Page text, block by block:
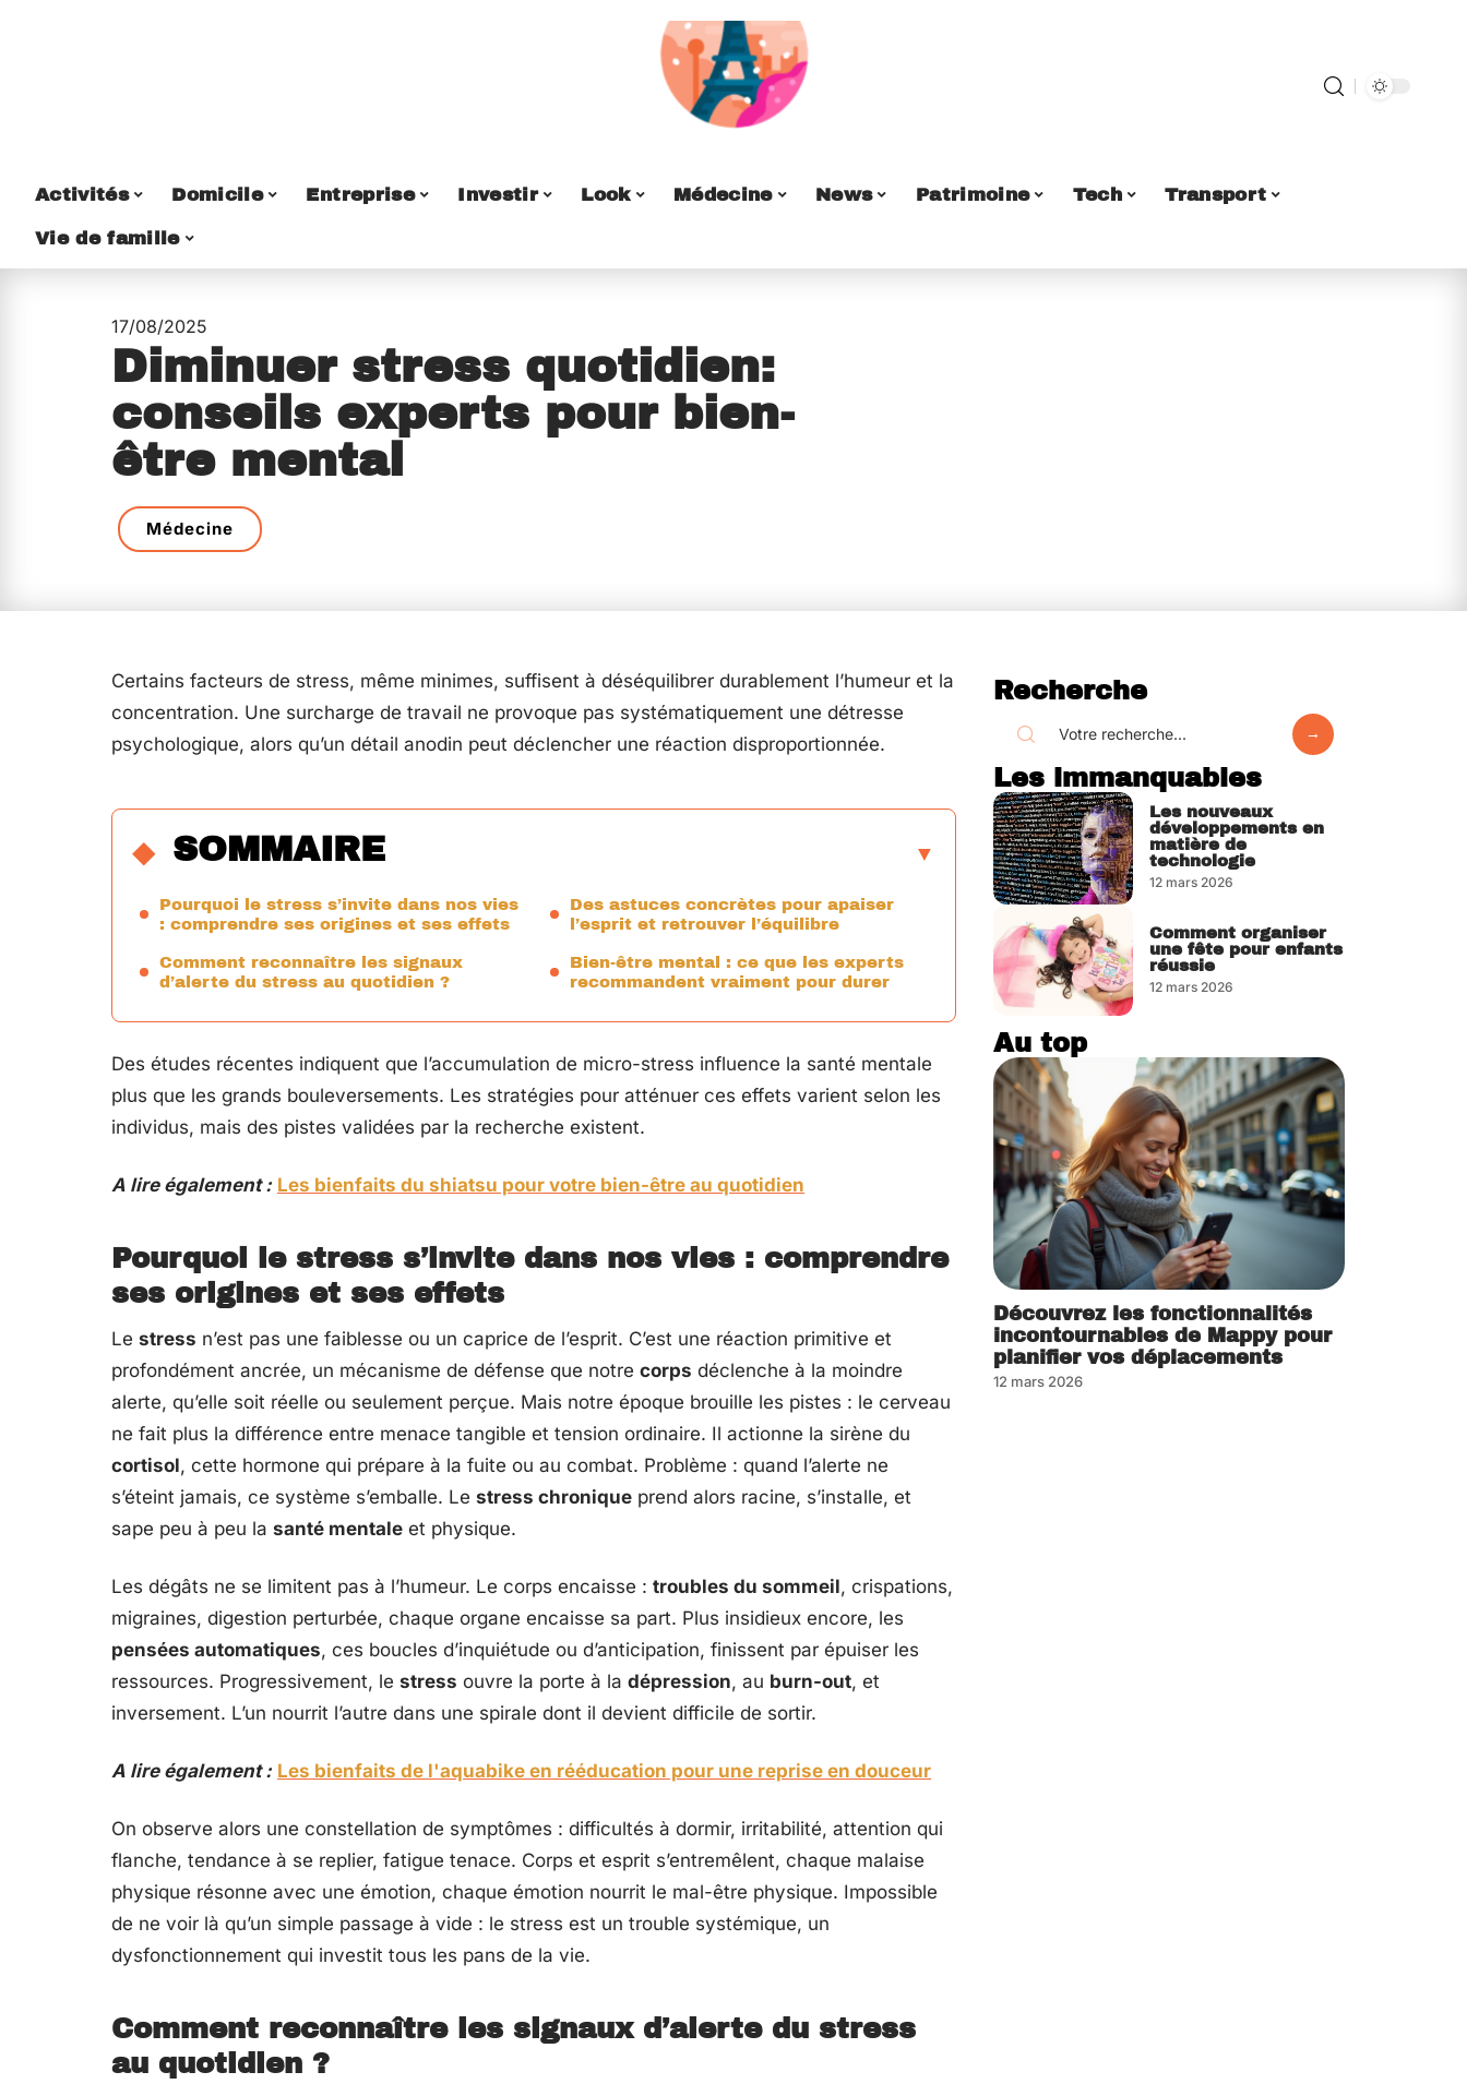
Activités Domicile Entreprise Investir Look Médecine News Patrimoine Tech Transport
Vie de famille
17/08/2025
Diminuer stress quotidien:
conseils experts pour bien-
être mental
Médecine
Certains facteurs de stress, même minimes, suffisent à déséquilibrer durablement l’humeur et la
concentration. Une surcharge de travail ne provoque pas systématiquement une détresse
psychologique, alors qu’un détail anodin peut déclencher une réaction disproportionnée.
SOMMAIRE
Pourquoi le stress s’invite dans nos vies
: comprendre ses origines et ses effets
Comment reconnaître les signaux
d’alerte du stress au quotidien ?
Des astuces concrètes pour apaiser
l’esprit et retrouver l’équilibre
Bien-être mental : ce que les experts
recommandent vraiment pour durer
Des études récentes indiquent que l’accumulation de micro-stress influence la santé mentale
plus que les grands bouleversements. Les stratégies pour atténuer ces effets varient selon les
individus, mais des pistes validées par la recherche existent.
A lire également : Les bienfaits du shiatsu pour votre bien-être au quotidien
Pourquoi le stress s’invite dans nos vies : comprendre
ses origines et ses effets
Le stress n’est pas une faiblesse ou un caprice de l’esprit. C’est une réaction primitive et
profondément ancrée, un mécanisme de défense que notre corps déclenche à la moindre
alerte, qu’elle soit réelle ou seulement perçue. Mais notre époque brouille les pistes : le cerveau
ne fait plus la différence entre menace tangible et tension ordinaire. Il actionne la sirène du
cortisol, cette hormone qui prépare à la fuite ou au combat. Problème : quand l’alerte ne
s’éteint jamais, ce système s’emballe. Le stress chronique prend alors racine, s’installe, et
sape peu à peu la santé mentale et physique.
Les dégâts ne se limitent pas à l’humeur. Le corps encaisse : troubles du sommeil, crispations,
migraines, digestion perturbée, chaque organe encaisse sa part. Plus insidieux encore, les
pensées automatiques, ces boucles d’inquiétude ou d’anticipation, finissent par épuiser les
ressources. Progressivement, le stress ouvre la porte à la dépression, au burn-out, et
inversement. L’un nourrit l’autre dans une spirale dont il devient difficile de sortir.
A lire également : Les bienfaits de l'aquabike en rééducation pour une reprise en douceur
On observe alors une constellation de symptômes : difficultés à dormir, irritabilité, attention qui
flanche, tendance à se replier, fatigue tenace. Corps et esprit s’entremêlent, chaque malaise
physique résonne avec une émotion, chaque émotion nourrit le mal-être physique. Impossible
de ne voir là qu’un simple passage à vide : le stress est un trouble systémique, un
dysfonctionnement qui investit tous les pans de la vie.
Comment reconnaître les signaux d’alerte du stress
au quotidien ?
Recherche
Les immanquables
Les nouveaux
développements en
matière de
technologie
12 mars 2026
Comment organiser
une fête pour enfants
réussie
12 mars 2026
Au top
Découvrez les fonctionnalités
incontournables de Mappy pour
planifier vos déplacements
12 mars 2026